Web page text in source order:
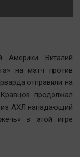
Америки Виталий
на матч против
отправили на
продолжал
из АХЛ нападающий
в этой игре